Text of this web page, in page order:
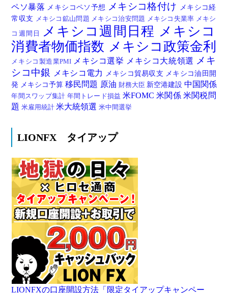
ペソ暴落 メキシコペソ予想 メキシコ格付け
メキシコ経
常収支
メキシコ鉱山問題 メキシコ治安問題 メキシコ失業率 メキシ
コ週間日 メキシコ週間日程 メキシコ
消費者物価指数 メキシコ政策金利
メキシコ製造業PMI メキシコ選挙 メキシコ大統領選 メキ
シコ中銀
メキシコ電力 メキシコ貿易収支 メキシコ油田開
発 メキシコ予算移民問題 原油 財務大臣 新空港建設 中国関係
年間スワップ集計 年間トレード損益 米FOMC米関係 米関税問
題米雇用統計米大統領選米中間選挙
LIONFX タイアップ
LIONFXの口座開設方法「限定タイアップキャンペー